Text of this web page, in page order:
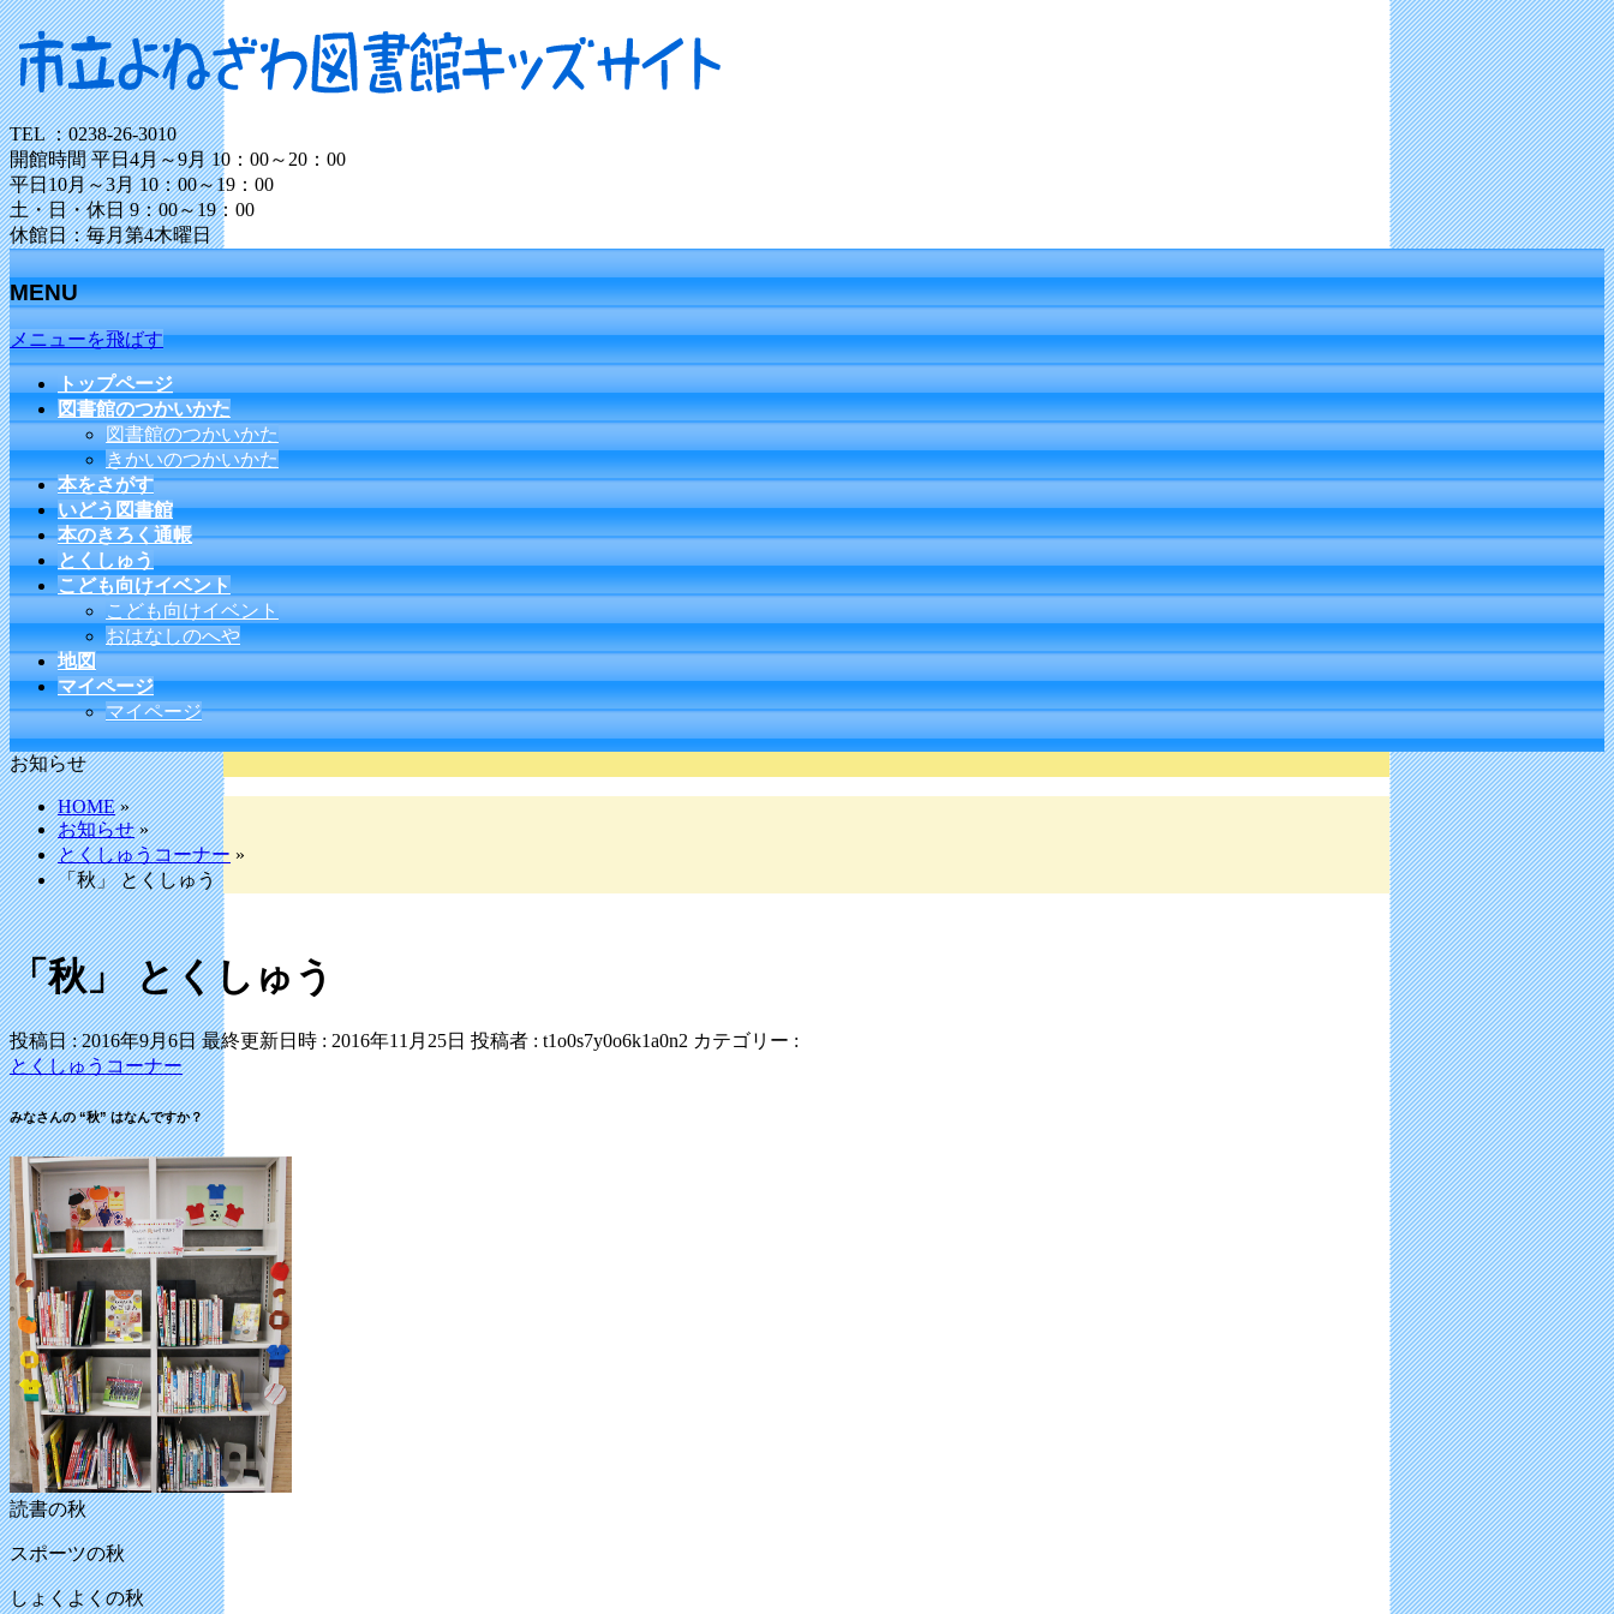
TEL ：0238-26-3010
開館時間 平日4月～9月 10：00～20：00
平日10月～3月 10：00～19：00
土・日・休日 9：00～19：00
休館日：毎月第4木曜日
MENU
メニューを飛ばす
トップページ
図書館のつかいかた
図書館のつかいかた
きかいのつかいかた
本をさがす
いどう図書館
本のきろく通帳
とくしゅう
こども向けイベント
こども向けイベント
おはなしのへや
地図
マイページ
マイページ
お知らせ
HOME»
お知らせ»
とくしゅうコーナー »
「秋」 とくしゅう
「秋」 とくしゅう
投稿日 : 2016年9月6日 最終更新日時 : 2016年11月25日 投稿者 : t1o0s7y0o6k1a0n2 カテゴリー :
とくしゅうコーナー
みなさんの “秋” はなんですか？
読書の秋
スポーツの秋
しょくよくの秋